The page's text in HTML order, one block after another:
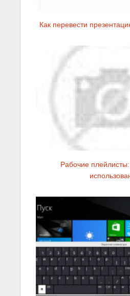
Как перевести
Рабочие